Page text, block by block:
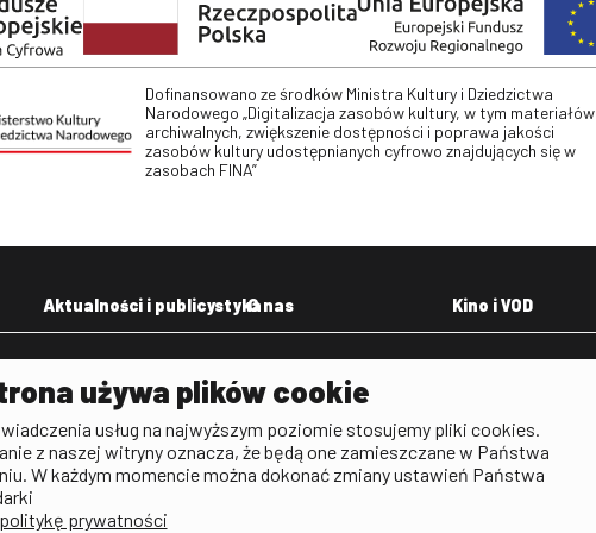
Dofinansowano ze środków Ministra Kultury i Dziedzictwa
Narodowego „Digitalizacja zasobów kultury, w tym materiałów
archiwalnych, zwiększenie dostępności i poprawa jakości
zasobów kultury udostępnianych cyfrowo znajdujących się w
zasobach FINA”
Aktualności i publicystyka
Aktualności
Publicystyka filmowa
O nas
Deklaracja dostępności
Polityka antykorupcyjna
Kino i VOD
używa plików cookie
usług na najwyższym poziomie stosujemy pliki cookies.
z naszej witryny oznacza, że będą one zamieszczane w Państwa
W każdym momencie można dokonać zmiany ustawień Państwa
prywatności